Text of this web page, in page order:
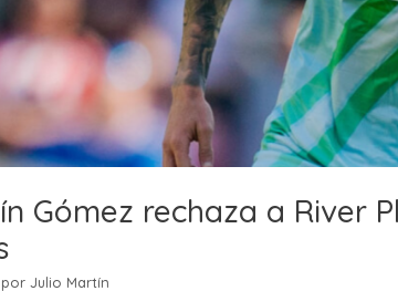
Gómez rechaza a River
por Julio Martín